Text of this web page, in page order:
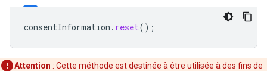
consentInformation . reset();
Attention : Cette méthode est destinée à être utilisée à des fins de